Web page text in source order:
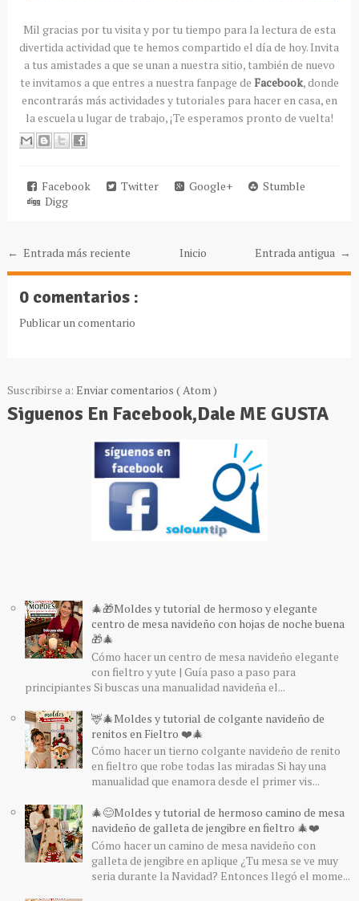
Mil gracias por tu visita y por tu tiempo para la lectura de esta
divertida actividad que te hemos compartido el día de hoy. Invita
a tus amistades a que se unan a nuestra sitio, también de nuevo
te invitamos a que entres a nuestra fanpage de Facebook, donde
encontrarás más actividades y tutoriales para hacer en casa, en
la escuela u lugar de trabajo, ¡Te esperamos pronto de vuelta!
Facebook Twitter Google+
Stumble
Digg
← Entrada más reciente Entrada antigua →
Inicio
0 comentarios :
Publicar un comentario
Suscribirse a: Enviar comentarios ( Atom )
Siguenos En Facebook,Dale ME GUSTA
🎄🎁Moldes y tutorial de hermoso y elegante
centro de mesa navideño con hojas de noche buena
🎁🎄
Cómo hacer un centro de mesa navideño elegante
con fieltro y yute | Guía paso a paso para
principiantes Si buscas una manualidad navideña el...
🦌🎄Moldes y tutorial de colgante navideño de
renitos en Fieltro ❤️🎄
Cómo hacer un tierno colgante navideño de renito
en fieltro que robe todas las miradas Si hay una
manualidad que enamora desde el primer vis...
🎄😊Moldes y tutorial de hermoso camino de mesa
navideño de galleta de jengibre en fieltro 🎄❤️
Cómo hacer un camino de mesa navideño con
galleta de jengibre en aplique ¿Tu mesa se ve muy
seria durante la Navidad? Entonces llegó el mome...